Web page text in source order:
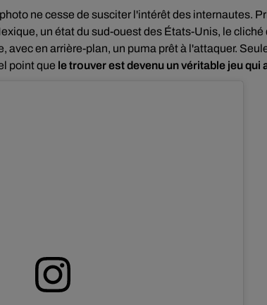
ne cesse de susciter l'intérêt des internautes.
un état du sud-ouest des États-Unis, le
avec en arrière-plan, un puma prêt à l'attaquer.
point que le trouver est devenu un véritable jeu qui